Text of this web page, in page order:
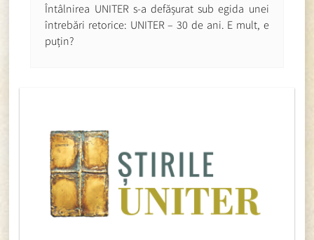
Întâlnirea UNITER s-a defășurat sub egida unei
întrebări retorice: UNITER – 30 de ani. E mult, e
puțin?